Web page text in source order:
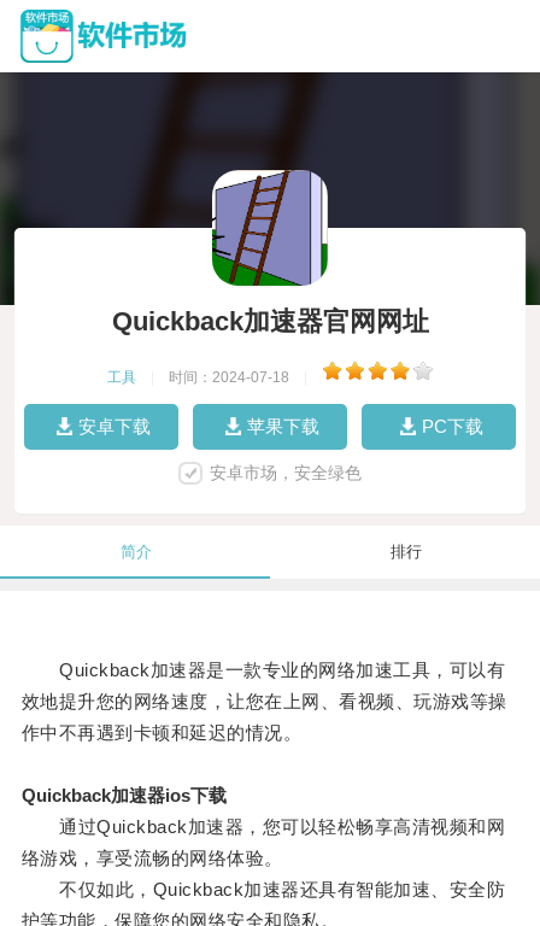
Quickback加速器官网网址
工具 时间：2024-07-18
安卓下载 苹果下载 PC下载
安卓市场，安全绿色
简介 排行
Quickback加速器是一款专业的网络加速工具，可以有
效地提升您的网络速度，让您在上网、看视频、玩游戏等操
作中不再遇到卡顿和延迟的情况。
Quickback加速器ios下载
通过Quickback加速器，您可以轻松畅享高清视频和网
络游戏，享受流畅的网络体验。
不仅如此，Quickback加速器还具有智能加速、安全防
护等功能，保障您的网络安全和隐私。